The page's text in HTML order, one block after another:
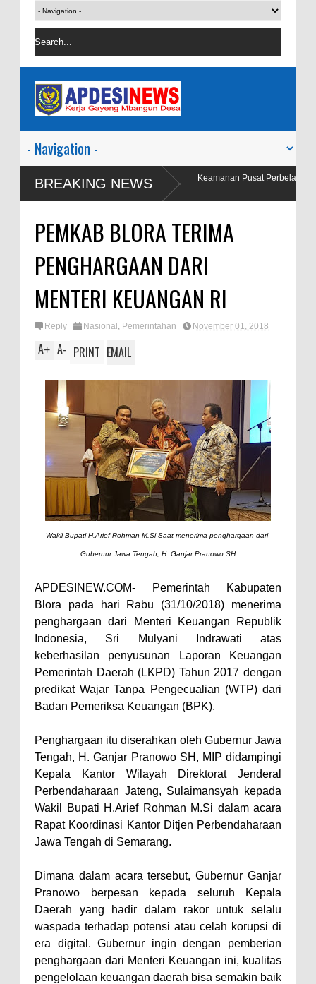
BREAKING NEWS
Preventif Polres Blora Patroli Keamanan Pusat Perbelanjaan dan Obyek
PEMKAB BLORA TERIMA
PENGHARGAAN DARI
MENTERI KEUANGAN RI
Reply Nasional , Pemerintahan November 01, 2018
A+ A- PRINT EMAIL
Wakil Bupati H.Arief Rohman M.Si Saat menerima penghargaan dari
Gubernur Jawa Tengah, H. Ganjar Pranowo SH
APDESINEW.COM- Pemerintah Kabupaten
Blora pada hari Rabu (31/10/2018) menerima
penghargaan dari Menteri Keuangan Republik
Indonesia, Sri Mulyani Indrawati atas
keberhasilan penyusunan Laporan Keuangan
Pemerintah Daerah (LKPD) Tahun 2017 dengan
predikat Wajar Tanpa Pengecualian (WTP) dari
Badan Pemeriksa Keuangan (BPK).
Penghargaan itu diserahkan oleh Gubernur Jawa
Tengah, H. Ganjar Pranowo SH, MIP didampingi
Kepala Kantor Wilayah Direktorat Jenderal
Perbendaharaan Jateng, Sulaimansyah kepada
Wakil Bupati H.Arief Rohman M.Si dalam acara
Rapat Koordinasi Kantor Ditjen Perbendaharaan
Jawa Tengah di Semarang.
Dimana dalam acara tersebut, Gubernur Ganjar
Pranowo berpesan kepada seluruh Kepala
Daerah yang hadir dalam rakor untuk selalu
waspada terhadap potensi atau celah korupsi di
era digital. Gubernur ingin dengan pemberian
penghargaan dari Menteri Keuangan ini, kualitas
pengelolaan keuangan daerah bisa semakin baik